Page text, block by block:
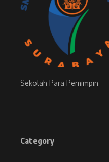
Sekolah Para Pemimpin
Category